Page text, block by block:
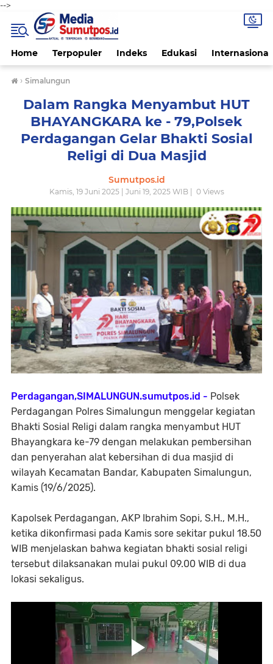
-->
Home Terpopuler Indeks Edukasi Internasional
› Simalungun
Dalam Rangka Menyambut HUT
BHAYANGKARA ke - 79,Polsek
Perdagangan Gelar Bhakti Sosial
Religi di Dua Masjid
Sumutpos.id
Kamis, 19 Juni 2025 | Juni 19, 2025 WIB | 0Views
Perdagangan,SIMALUNGUN.sumutpos.id - Polsek
Perdagangan Polres Simalungun menggelar kegiatan
Bhakti Sosial Religi dalam rangka menyambut HUT
Bhayangkara ke-79 dengan melakukan pembersihan
dan penyerahan alat kebersihan di dua masjid di
wilayah Kecamatan Bandar, Kabupaten Simalungun,
Kamis (19/6/2025).
Kapolsek Perdagangan, AKP Ibrahim Sopi, S.H., M.H.,
ketika dikonfirmasi pada Kamis sore sekitar pukul 18.50
WIB menjelaskan bahwa kegiatan bhakti sosial religi
tersebut dilaksanakan mulai pukul 09.00 WIB di dua
lokasi sekaligus.